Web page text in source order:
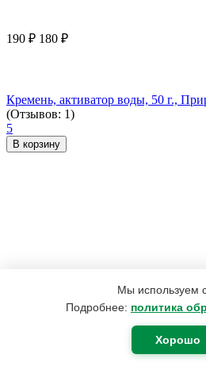
Мы используем
Подробнее: политика
Хорошо
190 ₽ 180 ₽
Кремень, активатор воды, 50 г.,
(Отзывов: 1)
5
В корзину